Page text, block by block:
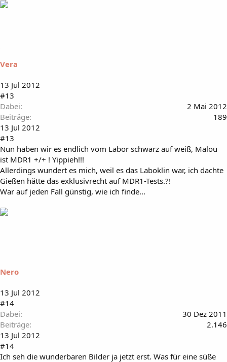
Vera
13 Jul 2012
#13
Dabei
2 Mai 2012
Beiträge
189
13 Jul 2012
#13
Nun haben wir es endlich vom Labor schwarz auf weiß, Malou
ist MDR1 +/+ ! Yippieh!!!
Allerdings wundert es mich, weil es das Laboklin war, ich dachte
Gießen hätte das exklusivrecht auf MDR1-Tests.?!
War auf jeden Fall günstig, wie ich finde...
Nero
13 Jul 2012
#14
Dabei
30 Dez 2011
Beiträge
2.146
13 Jul 2012
#14
Ich seh die wunderbaren Bilder ja jetzt erst. Was für eine süße